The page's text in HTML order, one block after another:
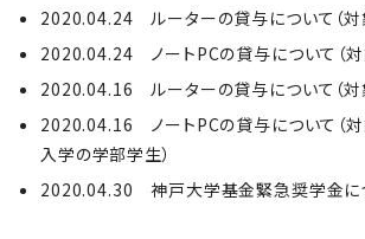
2020.04.24 ルーターの貸与について（対
2020.04.24 ノートPCの貸与について（対
2020.04.16 ルーターの貸与について（対
2020.04.16 ノートPCの貸与について（
入学の学部学生）
2020.04.30 神戸大学基金緊急奨学金に